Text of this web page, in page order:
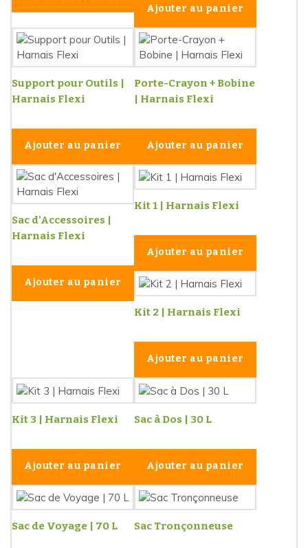
Ajouter au panier
Support pour Outils |
Harnais Flexi
Ajouter au panier
Porte-Crayon + Bobine
| Harnais Flexi
Ajouter au panier
Sac d'Accessoires |
Harnais Flexi
Ajouter au panier
Kit 1 | Harnais Flexi
Ajouter au panier
Kit 2 | Harnais Flexi
Ajouter au panier
Kit 3 | Harnais Flexi
Ajouter au panier
Sac à Dos | 30 L
Ajouter au panier
Sac de Voyage | 70 L Sac Tronçonneuse